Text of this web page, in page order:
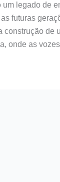
um legado de
futuras
construção de
onde as